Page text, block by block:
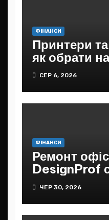
ФІНАНСИ
Принтери
як обрати
для дому,
в Україні
СЕР 6, 2026
ФІНАНСИ
Ремонт
DesignProf
зручний
бізнесу
ЧЕР 30, 2026